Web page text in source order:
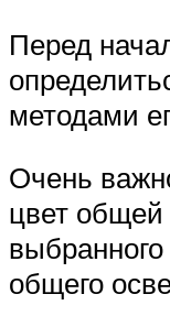
Перед
методами
Очень
цвет общей
общего